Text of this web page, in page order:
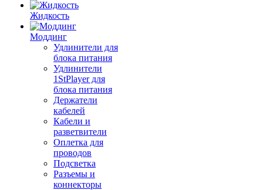
Жидкость
Моддинг
Удлинители для
блока питания
Удлинители
1StPlayer для
блока питания
Держатели
кабелей
Кабели и
разветвители
Оплетка для
проводов
Подсветка
Разъемы и
коннекторы